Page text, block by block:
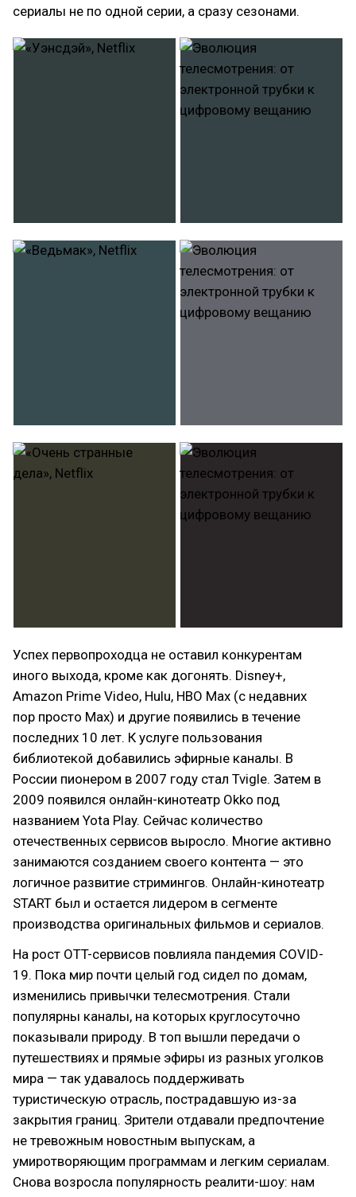
сериалы не по одной серии, а сразу сезонами.
Успех первопроходца не оставил конкурентам
иного выхода, кроме как догонять. Disney+,
Amazon Prime Video, Hulu, HBO Max (с недавних
пор просто Max) и другие появились в течение
последних 10 лет. К услуге пользования
библиотекой добавились эфирные каналы. В
России пионером в 2007 году стал Tvigle. Затем в
2009 появился онлайн-кинотеатр Okko под
названием Yota Play. Сейчас количество
отечественных сервисов выросло. Многие активно
занимаются созданием своего контента — это
логичное развитие стримингов. Онлайн-кинотеатр
START был и остается лидером в сегменте
производства оригинальных фильмов и сериалов.
На рост OTT-сервисов повлияла пандемия COVID-
19. Пока мир почти целый год сидел по домам,
изменились привычки телесмотрения. Стали
популярны каналы, на которых круглосуточно
показывали природу. В топ вышли передачи о
путешествиях и прямые эфиры из разных уголков
мира — так удавалось поддерживать
туристическую отрасль, пострадавшую из-за
закрытия границ. Зрители отдавали предпочтение
не тревожным новостным выпускам, а
умиротворяющим программам и легким сериалам.
Снова возросла популярность реалити-шоу: нам